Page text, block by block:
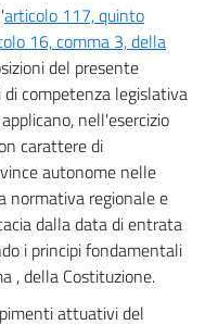
individuale
articolo 117, quinto
16, comma 3, della
del presente
competenza legislativa
nell'esercizio
carattere di
autonome nelle
normativa regionale e
dalla data di entrata
i principi fondamentali
, della Costituzione.
attuativi del